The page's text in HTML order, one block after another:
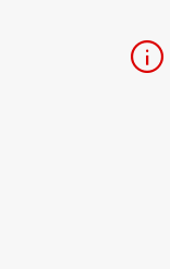
info